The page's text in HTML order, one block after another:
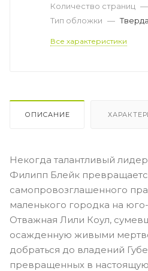
Количество страниц —
Тип обложки —
Все характеристики
ОПИСАНИЕ
Некогда талантливый
Филипп Блейк
самопровозглашенного
маленького городка на
Отважная Лили Коул,
осажденную живыми
добраться до владений
превращенных в